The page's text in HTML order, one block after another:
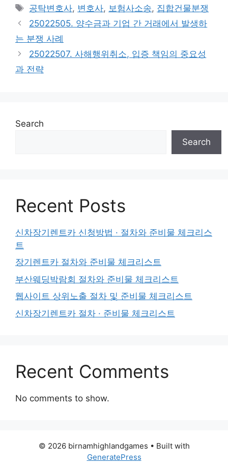
Tags
공탁변호사, 변호사, 보험사소송, 집합건물분쟁
25022505. 양수금과 기업 간 거래에서 발생하
는 분쟁 사례
25022507. 사해행위취소, 입증 책임의 중요성
과 전략
Search
Search
Recent Posts
신차장기렌트카 신청방법 · 절차와 준비물 체크리스
트
장기렌트카 절차와 준비물 체크리스트
부산웨딩박람회 절차와 준비물 체크리스트
웹사이트 상위노출 절차 및 준비물 체크리스트
신차장기렌트카 절차 · 준비물 체크리스트
Recent Comments
No comments to show.
© 2026 birnamhighlandgames • Built with
GeneratePress